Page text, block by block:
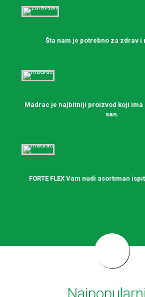
Šta nam je potrebno za zdrav i
Madrac je najbitniji proizvod koji ima
san.
FORTE FLEX Vam nudi asortiman